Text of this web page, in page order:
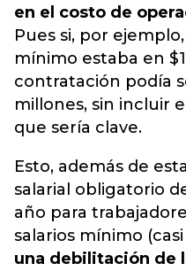
en el costo de
Pues si, por
mínimo estaba en
contratación podía
millones, sin incluir
que sería clave.
Esto, además de
salarial obligatorio
año para
salarios mínimo
una debilitación de